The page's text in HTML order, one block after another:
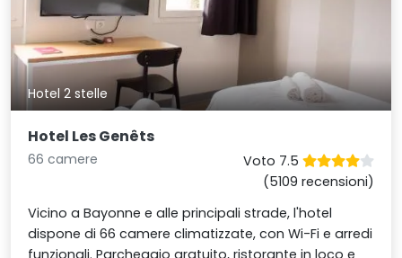
Hotel 2 stelle
Hotel Les Genêts
66 camere
Voto 7.5
(5109 recensioni)
Vicino a Bayonne e alle principali strade, l'hotel
dispone di 66 camere climatizzate, con Wi-Fi e arredi